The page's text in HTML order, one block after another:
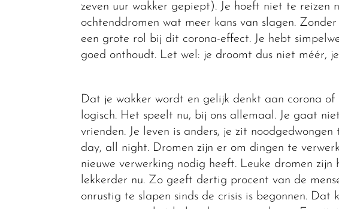
zeven uur wakker gepiept). Je hoeft niet te reizen
ochtenddromen wat meer kans van slagen.
een grote rol bij dit corona-effect. Je hebt
goed onthoudt. Let wel: je droomt dus niet méér,
Dat je wakker wordt en gelijk denkt aan corona of
logisch. Het speelt nu, bij ons allemaal. Je gaat
vrienden. Je leven is anders, je zit
day, all night. Dromen zijn er om dingen te
nieuwe verwerking nodig heeft. Leuke dromen
lekkerder nu. Zo geeft dertig procent van de
onrustig te slapen sinds de crisis is begonnen.